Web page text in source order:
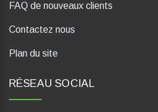
FAQ de nouveaux clients
Contactez nous
Plan du site
RÉSEAU SOCIAL